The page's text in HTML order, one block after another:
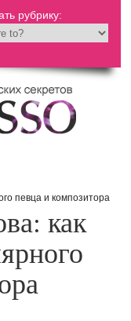
рубрику:
певца и композитора
как